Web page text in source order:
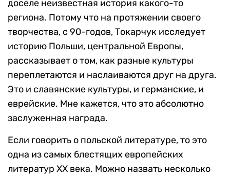
доселе неизвестная история какого-то
региона. Потому что на протяжении своего
творчества, с 90-годов, Токарчук исследует
историю Польши, центральной Европы,
рассказывает о том, как разные культуры
переплетаются и наслаиваются друг на друга.
Это и славянские культуры, и германские, и
еврейские. Мне кажется, что это абсолютно
заслуженная награда.
Если говорить о польской литературе, то это
одна из самых блестящих европейских
литератур ХХ века. Можно назвать несколько